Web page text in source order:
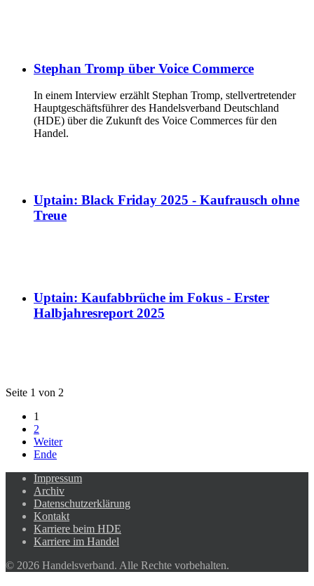
Stephan Tromp über Voice Commerce
In einem Interview erzählt Stephan Tromp, stellvertretender
Hauptgeschäftsführer des Handelsverband Deutschland
(HDE) über die Zukunft des Voice Commerces für den
Handel.
Uptain: Black Friday 2025 - Kaufrausch ohne
Treue
Uptain: Kaufabbrüche im Fokus - Erster
Halbjahresreport 2025
Seite 1 von 2
1
2
Weiter
Ende
Impressum
Archiv
Datenschutzerklärung
Kontakt
Karriere beim HDE
Karriere im Handel
© 2026 Handelsverband. Alle Rechte vorbehalten.